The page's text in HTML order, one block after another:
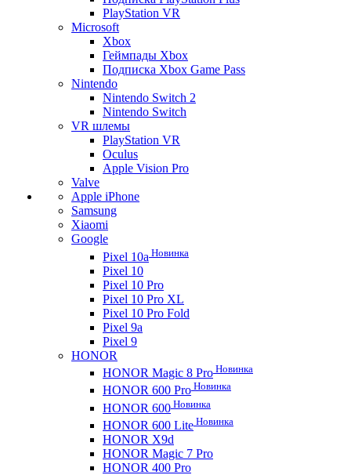
PlayStation VR
Microsoft
Xbox
Геймпады Xbox
Подписка Xbox Game Pass
Nintendo
Nintendo Switch 2
Nintendo Switch
VR шлемы
PlayStation VR
Oculus
Apple Vision Pro
Valve
Apple iPhone
Samsung
Xiaomi
Google
Pixel 10a Новинка
Pixel 10
Pixel 10 Pro
Pixel 10 Pro XL
Pixel 10 Pro Fold
Pixel 9a
Pixel 9
HONOR
HONOR Magic 8 Pro Новинка
HONOR 600 Pro Новинка
HONOR 600 Новинка
HONOR 600 Lite Новинка
HONOR X9d
HONOR Magic 7 Pro
HONOR 400 Pro